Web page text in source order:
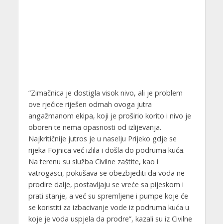
“Zimačnica je dostigla visok nivo, ali je problem
ove rječice riješen odmah ovoga jutra
angažmanom ekipa, koji je proširio korito i nivo je
oboren te nema opasnosti od izlijevanja.
Najkritičnije jutros je u naselju Prijeko gdje se
rijeka Fojnica već izlila i došla do podruma kuća.
Na terenu su služba Civilne zaštite, kao i
vatrogasci, pokušava se obezbjediti da voda ne
prodire dalje, postavljaju se vreće sa pijeskom i
prati stanje, a već su spremljene i pumpe koje će
se koristiti za izbacivanje vode iz podruma kuća u
koje je voda uspjela da prodre”, kazali su iz Civilne